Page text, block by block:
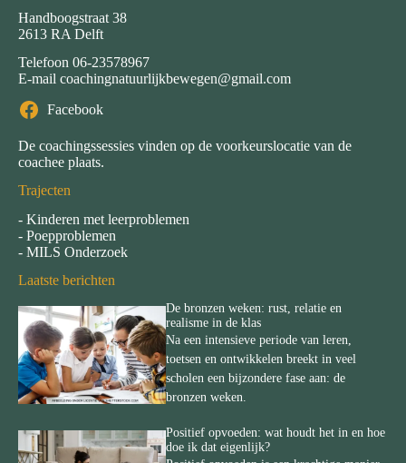
Handboogstraat 38
2613 RA Delft
Telefoon 06-23578967
E-mail coachingnatuurlijkbewegen@gmail.com
Facebook
De coachingssessies vinden op de voorkeurslocatie van de
coachee plaats.
Trajecten
- Kinderen met leerproblemen
- Poepproblemen
- MILS Onderzoek
Laatste berichten
De bronzen weken: rust, relatie en
realisme in de klas
Na een intensieve periode van leren,
toetsen en ontwikkelen breekt in veel
scholen een bijzondere fase aan: de
bronzen weken.
Positief opvoeden: wat houdt het in en hoe
doe ik dat eigenlijk?